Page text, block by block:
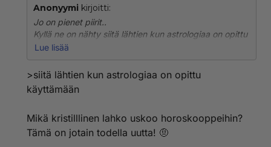
Anonyymi kirjoitti:
Jo on pienet piirit..
Kyllä ne on nähty siitä lähtien kun astrologiaa on opittu
käyttämään. Mutta kun uskotaan, että kirkko on ok, ja
tekemistä valtakunnan kanssa, vaikka kyseessä on
virallinen laitos, ja unohdetaan ajatella, että raamatun
mukaan paholainen omistaa valtakunnat. No onko
sekä Jeesuksesta julistaminen? Ei?
Lue lisää
>siitä lähtien kun astrologiaa on opittu
käyttämään
Mikä kristilllinen lahko uskoo horoskooppeihin?
Tämä on jotain todella uutta! 🤨